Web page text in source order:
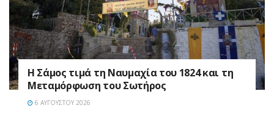
Η Σάμος τιμά τη Ναυμαχία του 1824 και τη
Μεταμόρφωση του Σωτήρος
6 ΑΥΓΟΎΣΤΟΥ 2026